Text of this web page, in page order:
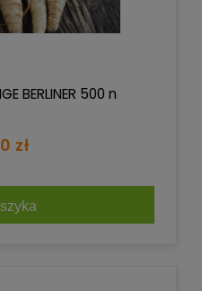
BERLINER 500 n
zł